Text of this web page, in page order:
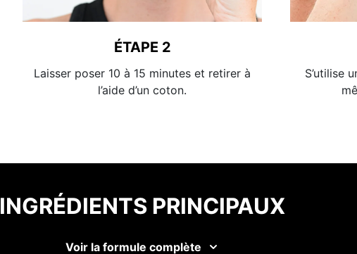
ÉTAPE 2
Laisser poser 10 à 15 minutes et retirer à
l’aide d’un coton.
S’utilise
INGRÉDIENTS PRINCIPAUX
Voir la formule complète